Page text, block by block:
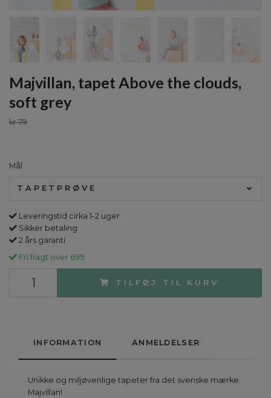
Majvillan, tapet Above the clouds,
soft grey
kr 79
Mål
TAPETPRØVE
Leveringstid cirka 1-2 uger
Sikker betaling
2 års garanti
Fri fragt over 699
TILFØJ TIL KURV
INFORMATION ANMELDELSER
Unikke og miljøvenlige tapeter fra det svenske mærke
Majvillan!